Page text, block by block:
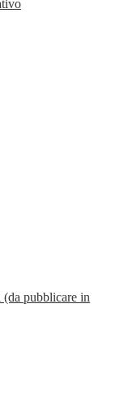
pubblicare in